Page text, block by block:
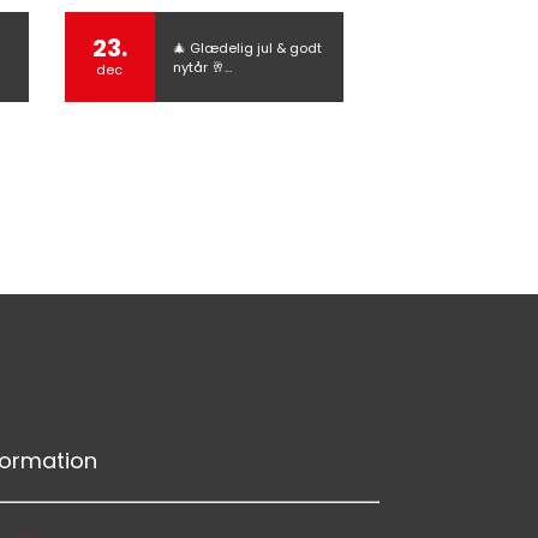
23.
dec
🎄 Glædelig jul & godt
nytår 🥂…